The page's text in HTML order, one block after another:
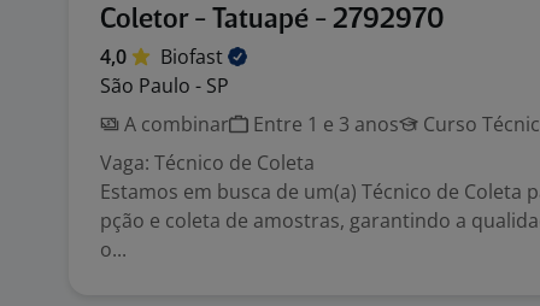
Coletor - Tatuapé - 2792970
4,0
Biofast
São Paulo - SP
A combinar
Entre 1 e 3 anos Curso
Vaga: Técnico de Coleta
Estamos em busca de um(a) Técnico de Coleta
pção e coleta de amostras, garantindo a
o...